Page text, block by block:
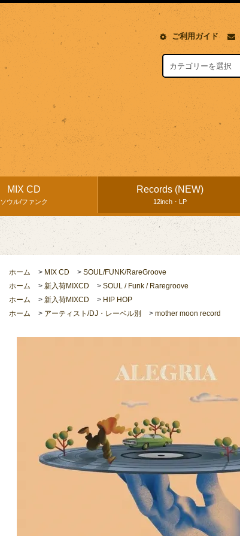
ご利用ガイド
MIX CD
ソウル/ファンク
Records (NEW)
12inch・LP
ホーム > MIX CD > SOUL/FUNK/RareGroove
ホーム
> 新入荷MIXCD > SOUL / Funk / Raregroove
ホーム
> 新入荷MIXCD > HIP HOP
ホーム
> アーティスト/DJ・レーベル別 > mother moon record